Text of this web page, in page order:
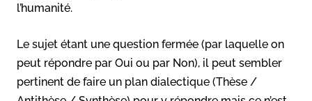
l’humanité.
Le sujet étant une question fermée (par laquelle on
peut répondre par Oui ou par Non), il peut sembler
pertinent de faire un plan dialectique (Thèse /